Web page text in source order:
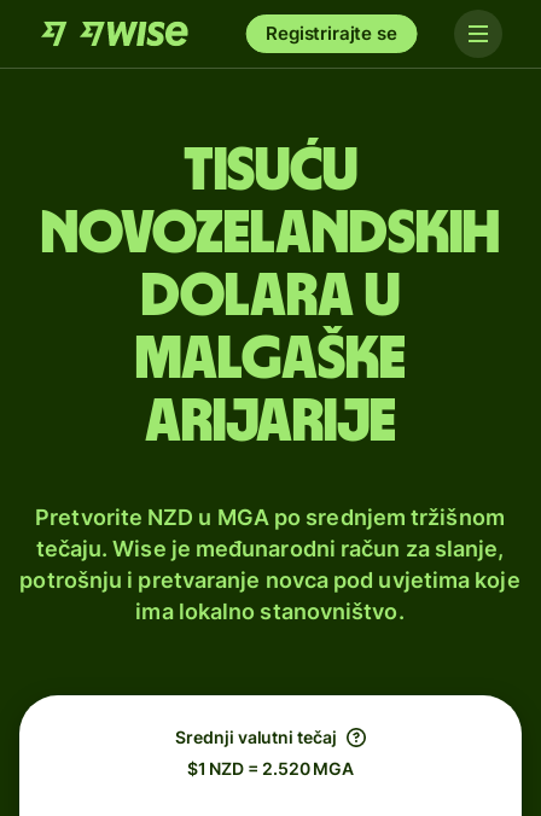
Registrirajte se
tisuću
novozelandskih
dolara u
malgaške
arijarije
Pretvorite NZD u MGA po srednjem tržišnom
tečaju. Wise je međunarodni račun za slanje,
potrošnju i pretvaranje novca pod uvjetima koje
ima lokalno stanovništvo.
Srednji valutni tečaj
$1 NZD = 2.520 MGA